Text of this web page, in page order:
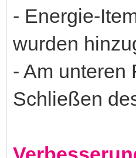
- Energie-
wurden
- Am unteren
Schließen